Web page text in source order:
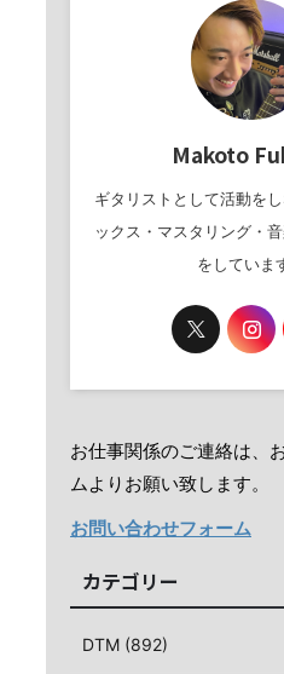
Makoto
ギタリストとして活動を
ックス・マスタリング・
をしていま
お仕事関係のご連絡は、
ムよりお願い致します。
お問い合わせフォーム
カテゴリー
DTM (892)